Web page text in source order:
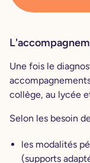
Une fois le
collège, au lycée
Selon les besoin
les modalités
(supports